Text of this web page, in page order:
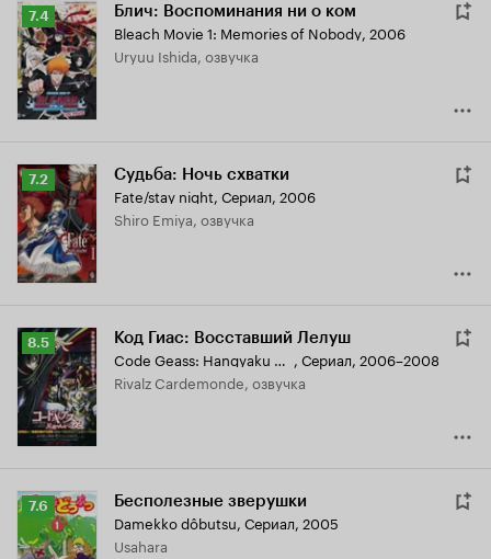
Рейтинг
Кинопоиска
7.4
7.4 Блич: Воспоминания ни о ком
Bleach Movie 1: Memories of Nobody, 2006
Uryuu Ishida, озвучка
Рейтинг
Кинопоиска
7.2
7.2 Судьба: Ночь схватки
Fate/stay night, Сериал, 2006
Shiro Emiya, озвучка
Рейтинг
Кинопоиска
8.5
8.5 Код Гиас: Восставший Лелуш
Code Geass: Hangyaku no Lelouch , Сериал, 2006–2008
Rivalz Cardemonde, озвучка
Рейтинг
Кинопоиска
7.6
7.6 Бесполезные зверушки
Damekko dôbutsu, Сериал, 2005
Usahara